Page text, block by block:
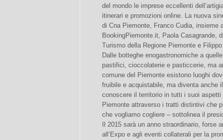
del mondo le imprese eccellenti
itinerari e promozioni online. La nuova
di Cna Piemonte, Franco Cudia, insieme
BookingPiemonte.it, Paola Casagrande,
Turismo della Regione Piemonte e
Dalle botteghe enogastronomiche a
pastifici, cioccolaterie e pasticcerie, ma
comune del Piemonte esistono luoghi
fruibile e acquistabile, ma diventa anche
conoscere il territorio in tutti i suoi aspetti
Piemonte attraverso i tratti distintivi che
che vogliamo cogliere – sottolinea il
Il 2015 sarà un anno straordinario, forse
all’Expo e agli eventi collaterali per la